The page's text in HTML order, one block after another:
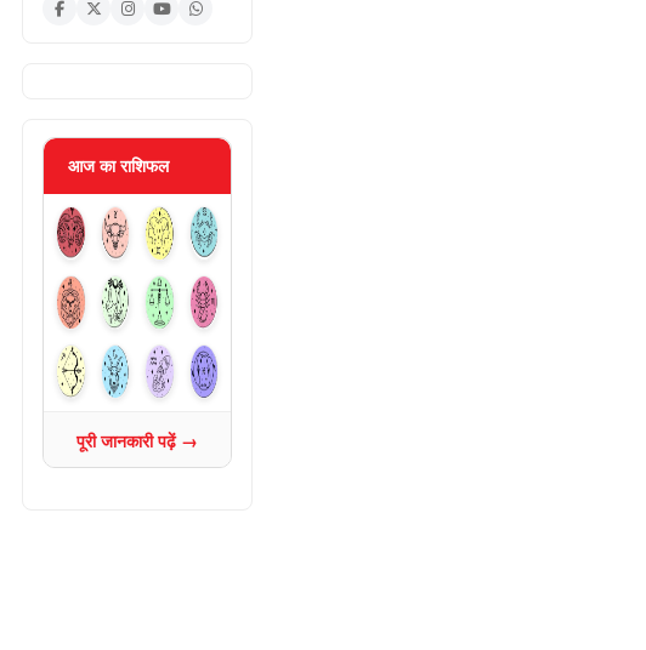
आज का राशिफल
पूरी जानकारी पढ़ें →